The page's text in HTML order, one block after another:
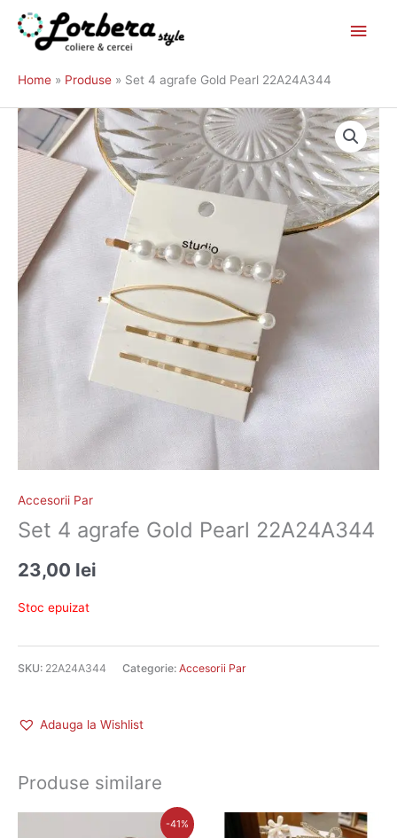
Skip
content
Home Produse Set 4 agrafe Gold Pearl 22A24A344
Accesorii Par
Set 4 agrafe Gold Pearl 22A24A344
23,00 lei
Stoc epuizat
SKU: 22A24A344 Categorie: Accesorii Par
Adauga la Wishlist
Produse similare
-41%